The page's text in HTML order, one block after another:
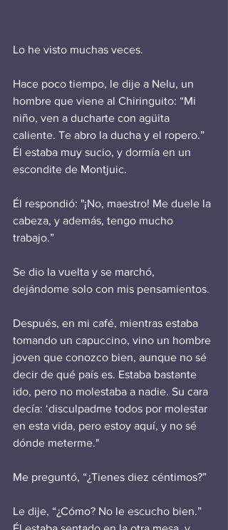
Lo he visto muchas veces.
Hace poco tiempo, le dije a Nelu, un
hombre que viene al Chiringuito: “Mi
niño, ven a ducharte con agüita
caliente. Te abro la ducha y el ropero.”
Él estaba muy sucio, y dormía en un
escondite de Montjuic.
Él respondió: "¡No, maestro! Me duele la
cabeza, y además, tengo mucho
trabajo.”
Se dio la vuelta y se marchó,
dejándome solo con mis pensamientos.
Después, en mi café, mientras estaba
tomando un capuccino, vino un hombre
joven que conozco bien, aunque no sé
decir de qué país es. Estaba bastante
ido, pero no molestaba a nadie. Su cara
decía: ‘disculpadme todos por molestar
en esta vida, pero estoy aquí, y no sé
dónde meterme."
Me preguntó, “¿Tienes diez céntimos?”
Le dije, “¿Cómo? No le escucho bien.”